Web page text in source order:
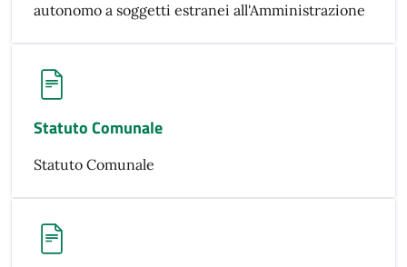
autonomo a soggetti estranei all'Amministrazione
Statuto Comunale
Statuto Comunale